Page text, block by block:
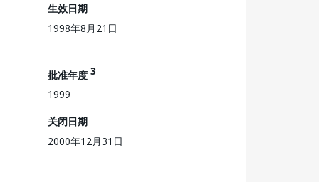
生效日期
1998年8月21日
批准年度 3
1999
关闭日期
2000年12月31日